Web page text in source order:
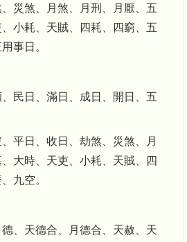
災煞、月煞、月刑、月厭、五
小耗、天賊、四耗、四窮、五
事日。
民日、滿日、成日、開日、五
平日、收日、劫煞、災煞、月
大時、天吏、小耗、天賊、四
九空。
、天德合、月德合、天赦、天